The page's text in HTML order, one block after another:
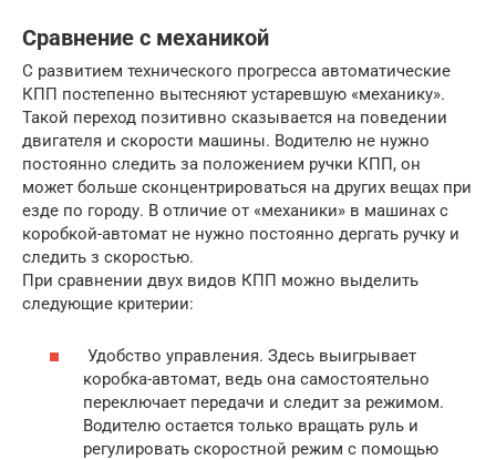
Сравнение с механикой
С развитием технического прогресса автоматические
КПП постепенно вытесняют устаревшую «механику».
Такой переход позитивно сказывается на поведении
двигателя и скорости машины. Водителю не нужно
постоянно следить за положением ручки КПП, он
может больше сконцентрироваться на других вещах при
езде по городу. В отличие от «механики» в машинах с
коробкой-автомат не нужно постоянно дергать ручку и
следить з скоростью.
При сравнении двух видов КПП можно выделить
следующие критерии:
Удобство управления. Здесь выигрывает
коробка-автомат, ведь она самостоятельно
переключает передачи и следит за режимом.
Водителю остается только вращать руль и
регулировать скоростной режим с помощью